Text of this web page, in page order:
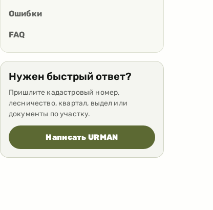
Ошибки
FAQ
Нужен быстрый ответ?
Пришлите кадастровый номер,
лесничество, квартал, выдел или
документы по участку.
Написать URMAN